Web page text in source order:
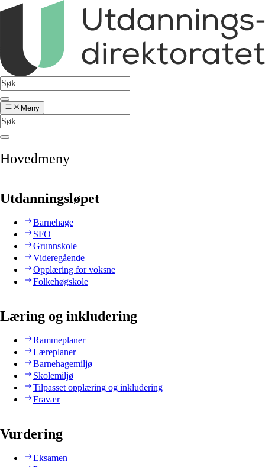
Meny
Hovedmeny
Utdanningsløpet
Barnehage
SFO
Grunnskole
Videregående
Opplæring for voksne
Folkehøgskole
Læring og inkludering
Rammeplaner
Læreplaner
Barnehagemiljø
Skolemiljø
Tilpasset opplæring og inkludering
Fravær
Vurdering
Eksamen